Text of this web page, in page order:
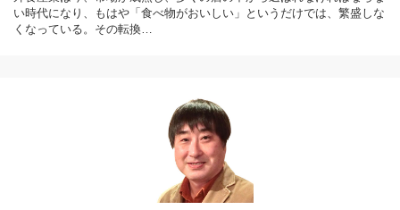
い時代になり、もはや「食べ物がおいしい」というだけでは、繁盛しな
くなっている。その転換…